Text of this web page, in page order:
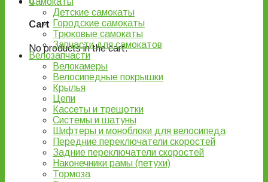
Cart
No products in the cart.
Детские самокаты
Городские самокаты
Трюковые самокаты
Запчасти для самокатов
Велозапчасти
Велокамеры
Велосипедные покрышки
Крылья
Цепи
Кассеты и трещотки
Системы и шатуны
Шифтеры и моноблоки для велосипеда
Передние переключатели скоростей
Задние переключатели скоростей
Наконечники рамы (петухи)
Тормоза